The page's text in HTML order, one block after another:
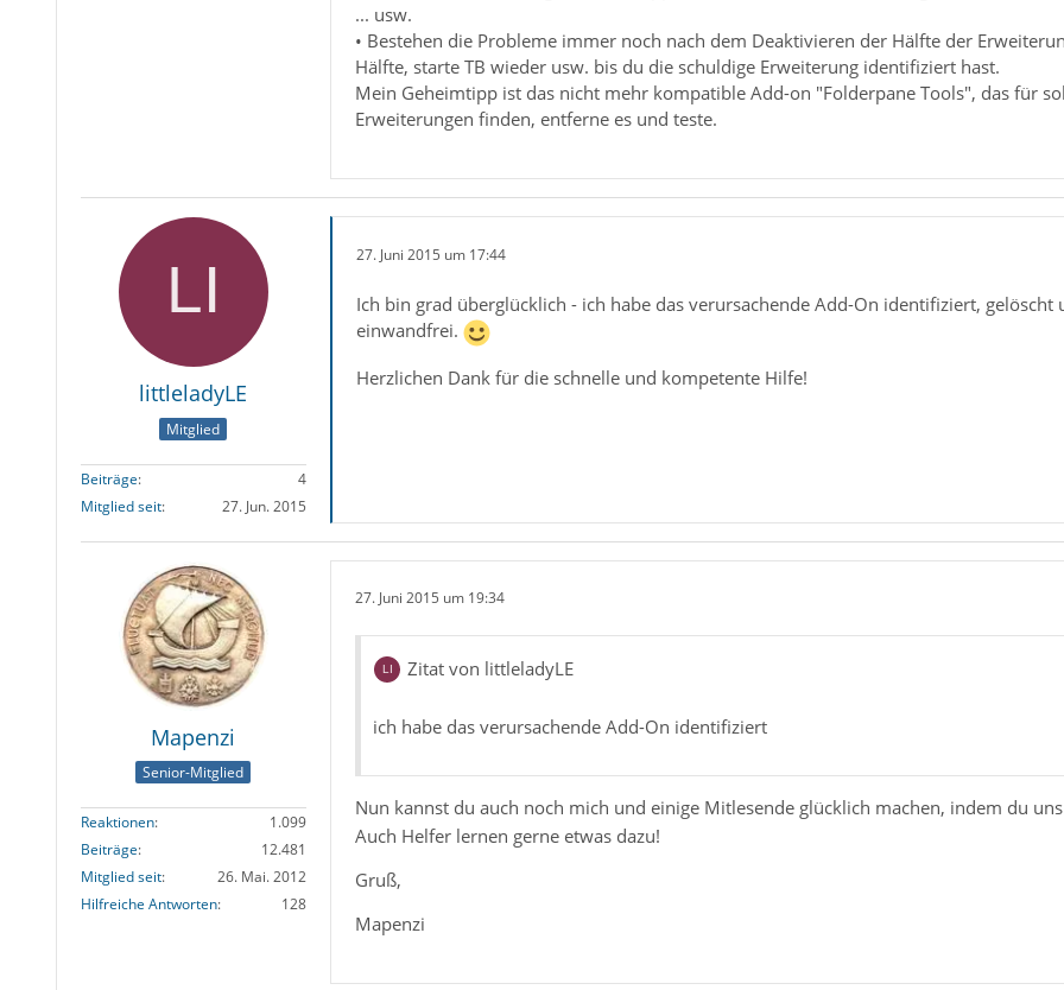
... usw.
• Bestehen die Probleme immer noch nach dem Deaktivieren der Hälfte der
Hälfte, starte TB wieder usw. bis du die schuldige Erweiterung identifiziert hast.
Mein Geheimtipp ist das nicht mehr kompatible Add-on "Folderpane Tools", das für
Erweiterungen finden, entferne es und teste.
littleladyLE
Mitglied
Beiträge
4
Mitglied seit
27. Jun. 2015
27. Juni 2015 um 17:44
Ich bin grad überglücklich - ich habe das verursachende Add-On identifiziert,
einwandfrei.
Herzlichen Dank für die schnelle und kompetente Hilfe!
Mapenzi
Senior-Mitglied
Reaktionen
1.099
Beiträge
12.481
Mitglied seit
26. Mai. 2012
Hilfreiche Antworten
128
27. Juni 2015 um 19:34
Zitat von littleladyLE
ich habe das verursachende Add-On identifiziert
Nun kannst du auch noch mich und einige Mitlesende glücklich machen, indem du
Auch Helfer lernen gerne etwas dazu!
Gruß,
Mapenzi